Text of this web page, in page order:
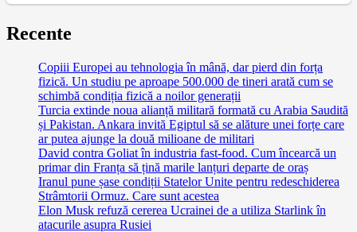
Recente
Copiii Europei au tehnologia în mână, dar pierd din forța
fizică. Un studiu pe aproape 500.000 de tineri arată cum se
schimbă condiția fizică a noilor generații
Turcia extinde noua alianță militară formată cu Arabia Saudită
și Pakistan. Ankara invită Egiptul să se alăture unei forțe care
ar putea ajunge la două milioane de militari
David contra Goliat în industria fast-food. Cum încearcă un
primar din Franța să țină marile lanțuri departe de oraș
Iranul pune șase condiții Statelor Unite pentru redeschiderea
Strâmtorii Ormuz. Care sunt acestea
Elon Musk refuză cererea Ucrainei de a utiliza Starlink în
atacurile asupra Rusiei